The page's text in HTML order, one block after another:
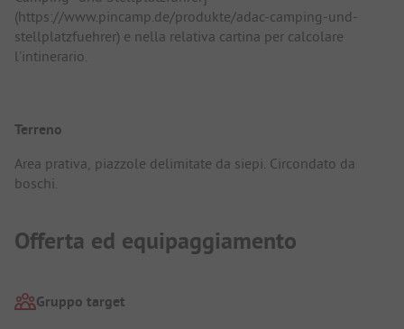
(https://www.pincamp.de/produkte/adac-camping-und-
stellplatzfuehrer) e nella relativa cartina per calcolare
l'intinerario.
Terreno
Area prativa, piazzole delimitate da siepi. Circondato da
boschi.
Offerta ed equipaggiamento
Gruppo target